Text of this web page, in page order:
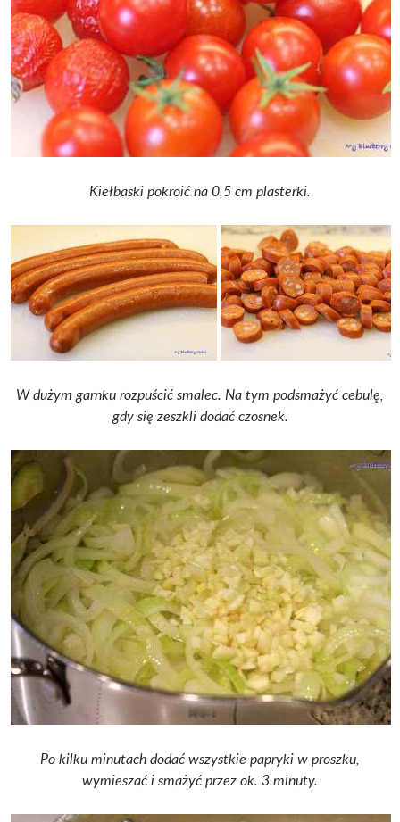
Kiełbaski pokroić na 0,5 cm plasterki.
W dużym garnku rozpuścić smalec. Na tym podsmażyć cebulę,
gdy się zeszkli dodać czosnek.
Po kilku minutach dodać wszystkie papryki w proszku,
wymieszać i smażyć przez ok. 3 minuty.